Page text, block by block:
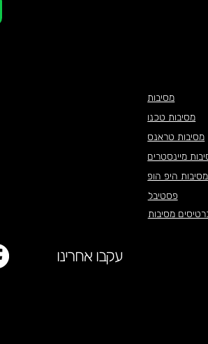
מסיבות
מסיבות טכנו
מסיבות טראנס
מיינסטרים
מסיבות היפ הופ
פסטיבל
מסיבות
עקבו אחרינו